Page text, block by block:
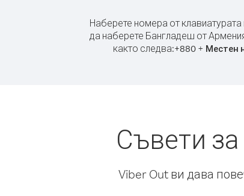
Наберете номера от клавиатурата
да наберете Бангладеш от
както следва:+880 + Местен
Съвети
Viber Out ви дава